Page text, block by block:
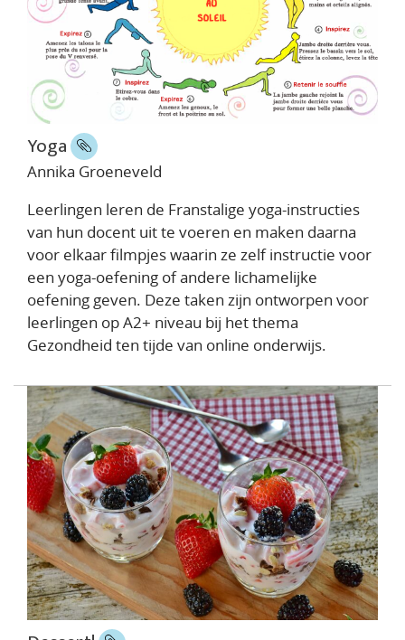
Yoga
Annika Groeneveld
Leerlingen leren de Franstalige yoga-instructies
van hun docent uit te voeren en maken daarna
voor elkaar filmpjes waarin ze zelf instructie voor
een yoga-oefening of andere lichamelijke
oefening geven. Deze taken zijn ontworpen voor
leerlingen op A2+ niveau bij het thema
Gezondheid ten tijde van online onderwijs.